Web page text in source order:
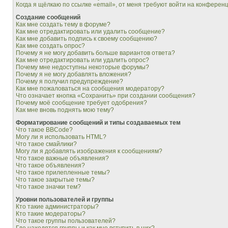
Когда я щёлкаю по ссылке «email», от меня требуют войти на
Создание сообщений
Как мне создать тему в форуме?
Как мне отредактировать или удалить сообщение?
Как мне добавить подпись к своему сообщению?
Как мне создать опрос?
Почему я не могу добавить больше вариантов ответа?
Как мне отредактировать или удалить опрос?
Почему мне недоступны некоторые форумы?
Почему я не могу добавлять вложения?
Почему я получил предупреждение?
Как мне пожаловаться на сообщения модератору?
Что означает кнопка «Сохранить» при создании сообщения?
Почему моё сообщение требует одобрения?
Как мне вновь поднять мою тему?
Форматирование сообщений и типы создаваемых тем
Что такое BBCode?
Могу ли я использовать HTML?
Что такое смайлики?
Могу ли я добавлять изображения к сообщениям?
Что такое важные объявления?
Что такое объявления?
Что такое прилепленные темы?
Что такое закрытые темы?
Что такое значки тем?
Уровни пользователей и группы
Кто такие администраторы?
Кто такие модераторы?
Что такое группы пользователей?